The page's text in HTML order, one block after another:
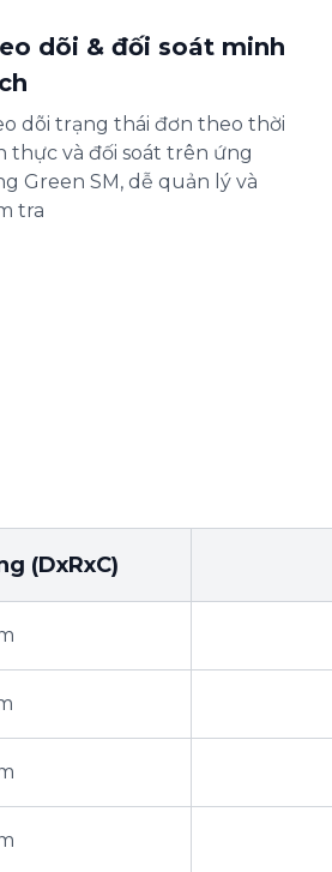
dõi & đối soát minh
dõi trạng thái đơn theo thời
thực và đối soát trên ứng
Green SM, dễ quản lý và
tra
(DxRxC)